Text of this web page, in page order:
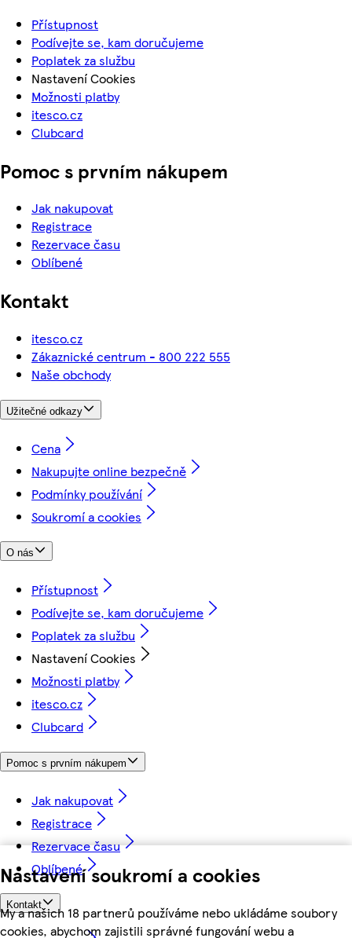
Nastavení soukromí a cookies
My a našich 18 partnerů používáme nebo ukládáme soubory
cookies, abychom zajistili správné fungování webu a
Přístupnost
Podívejte se, kam doručujeme
Poplatek za službu
Nastavení Cookies
Možnosti platby
itesco.cz
Clubcard
Pomoc s prvním nákupem
Jak nakupovat
Registrace
Rezervace času
Oblíbené
Kontakt
itesco.cz
Zákaznické centrum - 800 222 555
Naše obchody
Užitečné odkazy
Cena
Nakupujte online bezpečně
Podmínky používání
Soukromí a cookies
O nás
Přístupnost
Podívejte se, kam doručujeme
Poplatek za službu
Nastavení Cookies
Možnosti platby
itesco.cz
Clubcard
Pomoc s prvním nákupem
Jak nakupovat
Registrace
Rezervace času
Oblíbené
Kontakt